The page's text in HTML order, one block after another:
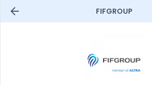
FIFGROUP